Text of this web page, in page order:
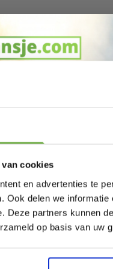
cookies
en advertenties te
Ook delen we
Deze partners kunnen
op basis van uw
extra
Coast
28